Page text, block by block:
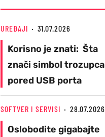
UREĐAJI 31.07.2026
Korisno je znati: Šta
znači simbol trozupca
pored USB porta
SOFTVER I SERVISI 28.07.2026
Oslobodite gigabajte